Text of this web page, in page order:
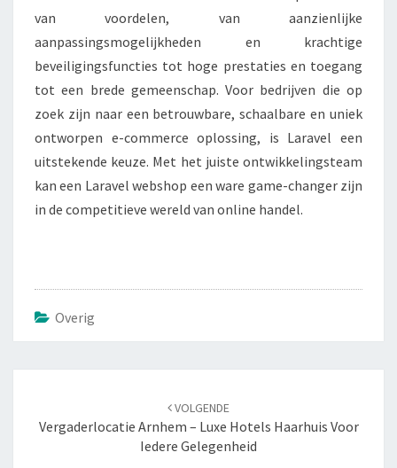
van voordelen, van aanzienlijke
aanpassingsmogelijkheden en krachtige
beveiligingsfuncties tot hoge prestaties en toegang
tot een brede gemeenschap. Voor bedrijven die op
zoek zijn naar een betrouwbare, schaalbare en uniek
ontworpen e-commerce oplossing, is Laravel een
uitstekende keuze. Met het juiste ontwikkelingsteam
kan een Laravel webshop een ware game-changer zijn
in de competitieve wereld van online handel.
Overig
door
berichten
VOLGENDE
Vergaderlocatie Arnhem – Luxe Hotels Haarhuis Voor
Iedere Gelegenheid